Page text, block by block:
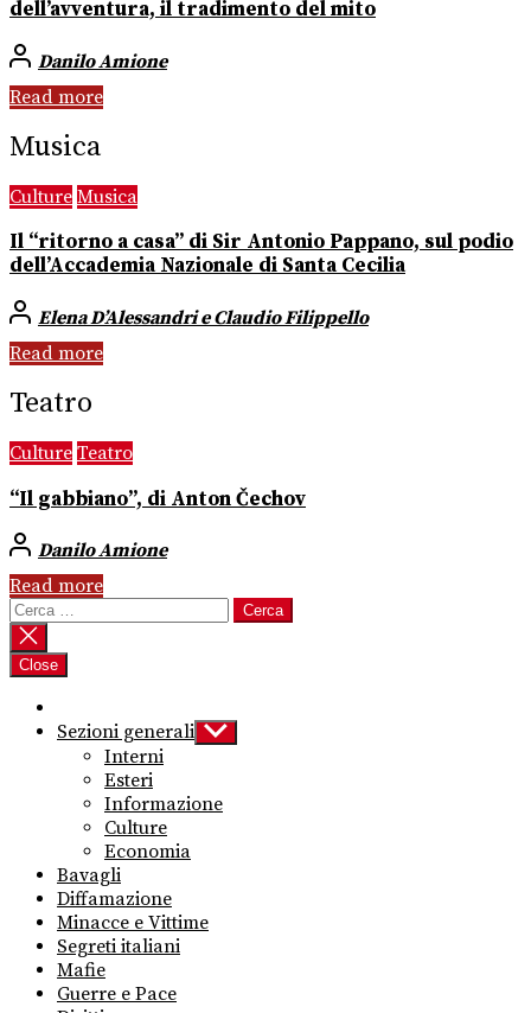
dell’avventura, il tradimento del mito
Danilo Amione
Read more
Musica
Culture Musica
Il “ritorno a casa” di Sir Antonio Pappano, sul podio
dell’Accademia Nazionale di Santa Cecilia
Elena D’Alessandri e Claudio Filippello
Read more
Teatro
Culture Teatro
“Il gabbiano”, di Anton Čechov
Danilo Amione
Read more
Ricerca
per:
Close
Sezioni generali Show
sub
Interni
Esteri
Informazione
Culture
Economia
Bavagli
Diffamazione
Minacce e Vittime
Segreti italiani
Mafie
Guerre e Pace